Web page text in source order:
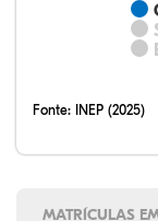
Fonte: INEP (2025)
MATRÍCULAS